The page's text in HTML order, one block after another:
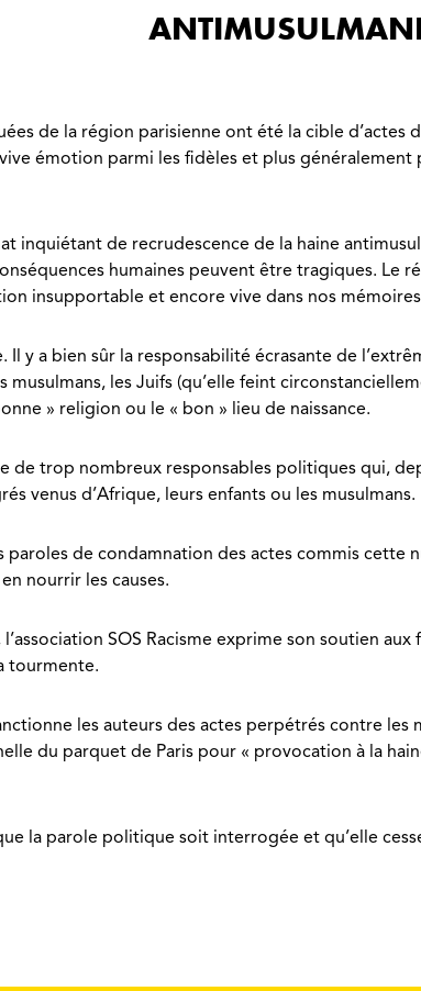
de la région parisienne ont été la cible
émotion parmi les fidèles et plus
inquiétant de recrudescence de la haine
humaines peuvent être tragiques. Le
insupportable et encore vive dans nos
Il y a bien sûr la responsabilité écrasante de
les Juifs (qu’elle feint
» religion ou le « bon » lieu de naissance.
de trop nombreux responsables politiques qui,
venus d’Afrique, leurs enfants ou les musulmans.
de condamnation des actes commis cette
nourrir les causes.
SOS Racisme exprime son soutien
tourmente.
les auteurs des actes perpétrés contre les
du parquet de Paris pour « provocation à la
la parole politique soit interrogée et qu’elle